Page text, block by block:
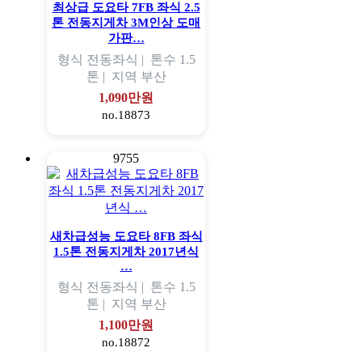
최상급 도요타 7FB 좌식 2.5
톤 전동지게차 3M인상 도매
가판…
형식 전동좌식 | 톤수 1.5
톤 | 지역 부산
1,090만원
no.18873
9755
새차급성능 도요타 8FB 좌식
1.5톤 전동지게차 2017년식
…
형식 전동좌식 | 톤수 1.5
톤 | 지역 부산
1,100만원
no.18872